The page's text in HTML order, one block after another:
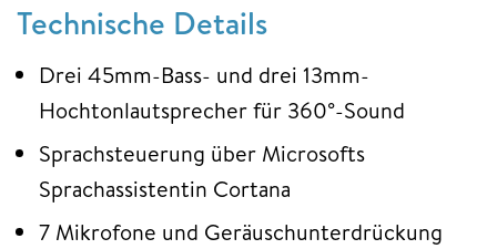
Technische Details
Drei 45mm-Bass- und drei 13mm-
Hochtonlautsprecher für 360°-Sound
Sprachsteuerung über Microsofts
Sprachassistentin Cortana
7 Mikrofone und Geräuschunterdrückung